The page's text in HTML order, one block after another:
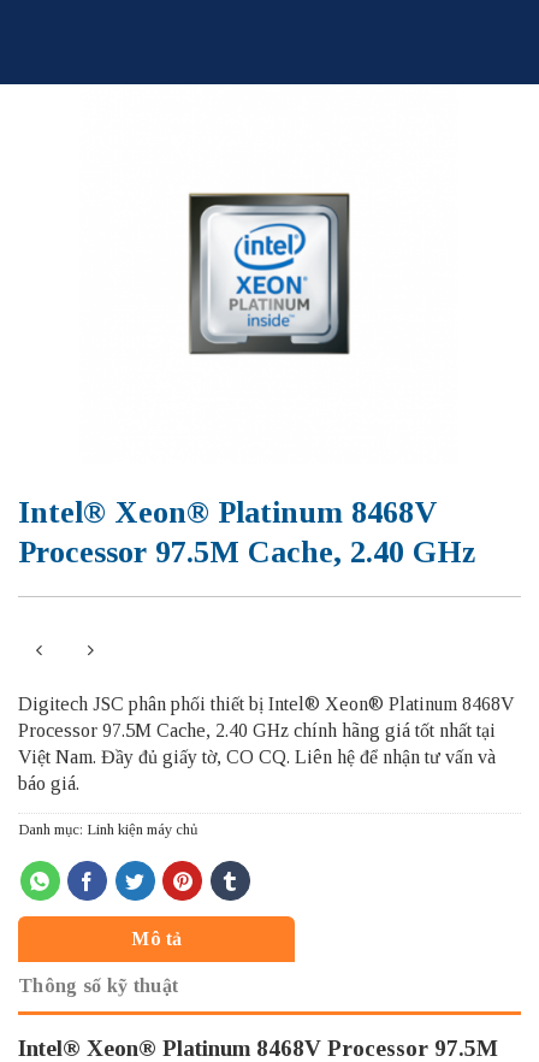
Intel® Xeon® Platinum 8468V
Processor 97.5M Cache, 2.40 GHz
Digitech JSC phân phối thiết bị Intel® Xeon® Platinum 8468V
Processor 97.5M Cache, 2.40 GHz chính hãng giá tốt nhất tại
Việt Nam. Đầy đủ giấy tờ, CO CQ. Liên hệ để nhận tư vấn và
báo giá.
Danh mục: Linh kiện máy chủ
Mô tả
Thông số kỹ thuật
Intel® Xeon® Platinum 8468V Processor 97.5M